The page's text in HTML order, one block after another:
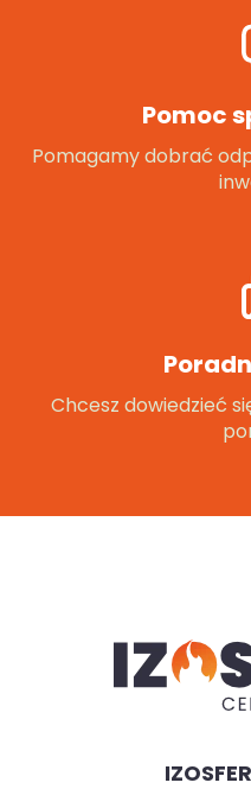
Pomoc
Pomagamy dobrać
Chcesz dowiedzieć